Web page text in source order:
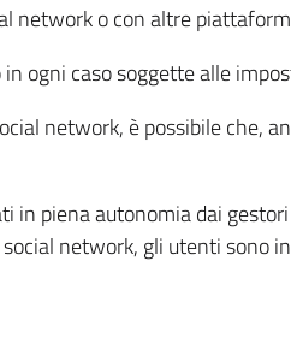
o con altre
ogni caso soggette alle
network, è possibile che,
in piena autonomia dai
network, gli utenti sono